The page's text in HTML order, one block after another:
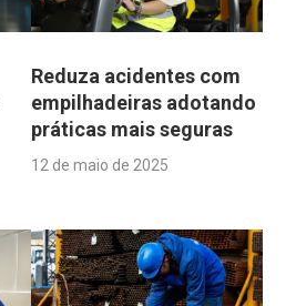
Reduza acidentes com
empilhadeiras adotando
práticas mais seguras
12 de maio de 2025